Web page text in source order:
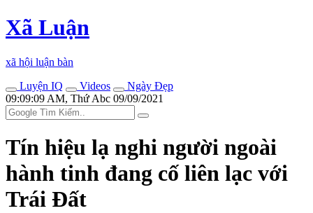
Xã Luận
xã hội luận bàn
Luyện IQ
Videos
Ngày Đẹp
09:09:09 AM, Thứ Abc 09/09/2021
Tín hiệu lạ nghi người ngoài
hành tinh đang cố liên lạc với
Trái Đất